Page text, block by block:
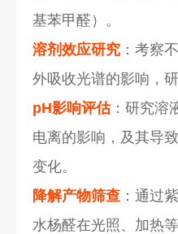
基苯甲醛）。
溶剂效应研究 ：考察
外吸收光谱的影响，
pH影响评估：研究溶
电离的影响，及其导
变化。
降解产物筛查 ：通过
水杨醛在光照、加热